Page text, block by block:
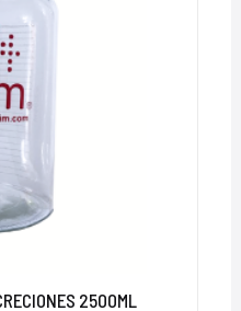
2500ML